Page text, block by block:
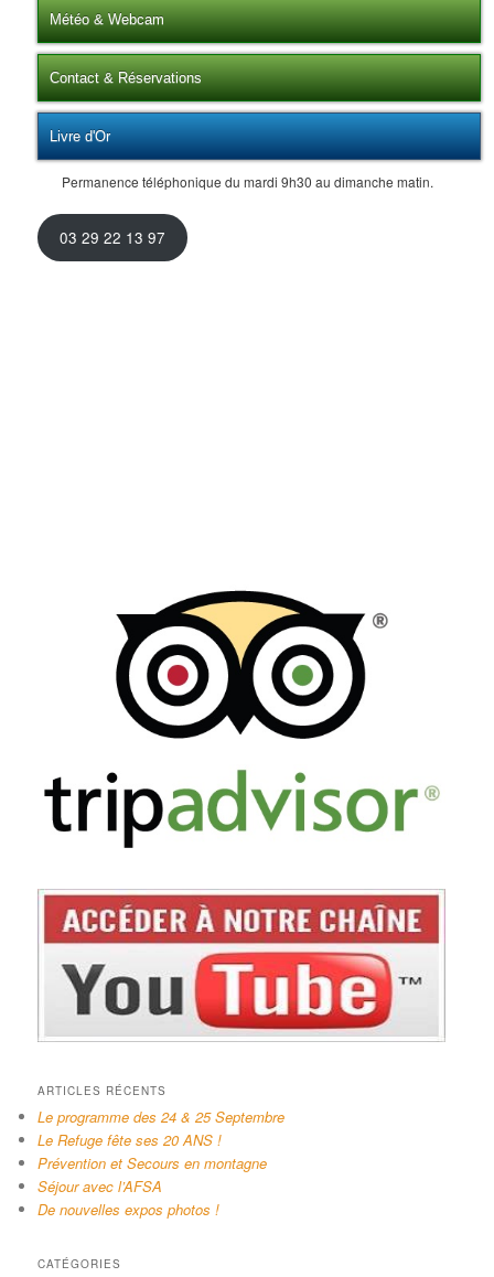
Météo & Webcam
Contact & Réservations
Livre d'Or
Permanence téléphonique du mardi 9h30 au dimanche matin.
03 29 22 13 97
ARTICLES RÉCENTS
Le programme des 24 & 25 Septembre
Le Refuge fête ses 20 ANS !
Prévention et Secours en montagne
Séjour avec l’AFSA
De nouvelles expos photos !
CATÉGORIES